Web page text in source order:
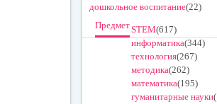
дошкольное воспитание(22)
ПредметSTEM(617)
информатика(344)
технология(267)
методика(262)
математика(195)
гуманитарные науки